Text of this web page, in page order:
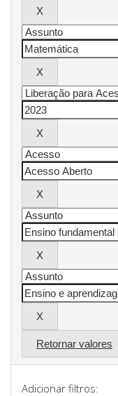
Retornar valores
Adicionar filtros: